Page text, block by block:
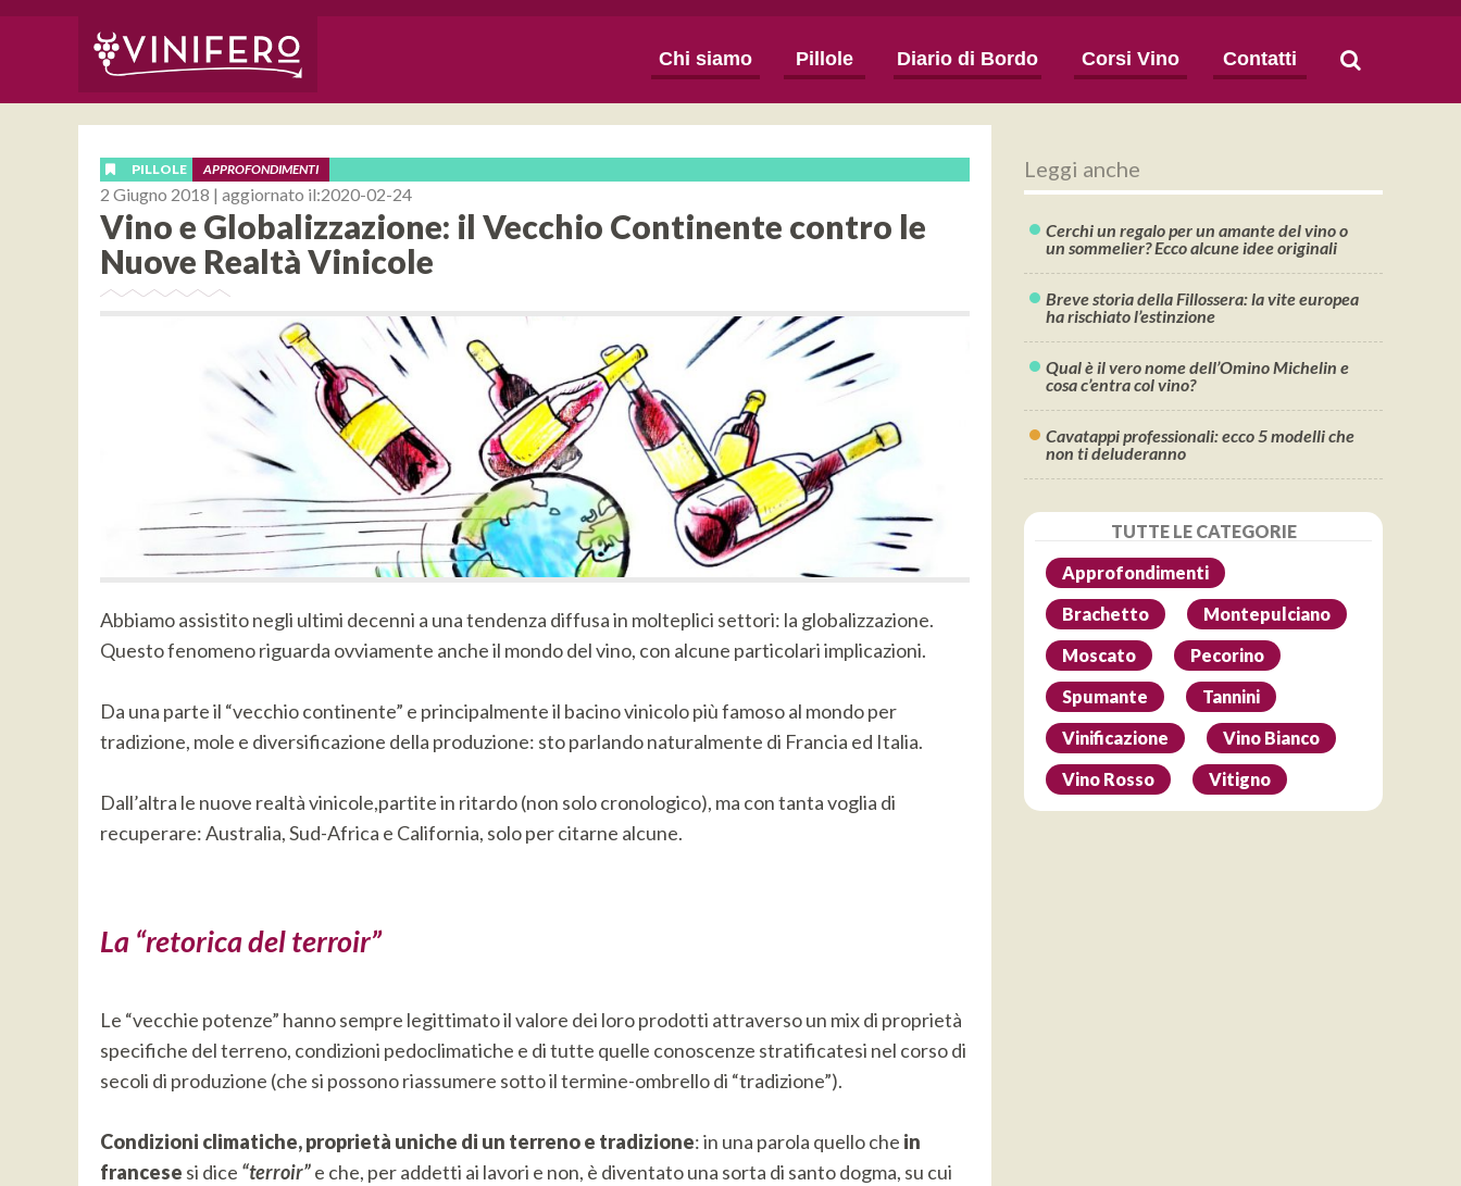
Contatti
Corsi Vino
Diario di Bordo
Pillole
Chi siamo
PILLOLE APPROFONDIMENTI
2 Giugno 2018 | aggiornato il:2020-02-24
Vino e Globalizzazione: il Vecchio Continente contro le
Nuove Realtà Vinicole
Abbiamo assistito negli ultimi decenni a una tendenza diffusa in molteplici settori: la globalizzazione.
Questo fenomeno riguarda ovviamente anche il mondo del vino, con alcune particolari implicazioni.
Da una parte il “vecchio continente” e principalmente il bacino vinicolo più famoso al mondo per
tradizione, mole e diversificazione della produzione: sto parlando naturalmente di Francia ed Italia.
Dall’altra le nuove realtà vinicole,partite in ritardo (non solo cronologico), ma con tanta voglia di
recuperare: Australia, Sud-Africa e California, solo per citarne alcune.
La “retorica del terroir”
Le “vecchie potenze” hanno sempre legittimato il valore dei loro prodotti attraverso un mix di proprietà
specifiche del terreno, condizioni pedoclimatiche e di tutte quelle conoscenze stratificatesi nel corso di
secoli di produzione (che si possono riassumere sotto il termine-ombrello di “tradizione”).
Condizioni climatiche, proprietà uniche di un terreno e tradizione: in una parola quello che in
francese si dice “terroir”e che, per addetti ai lavori e non, è diventato una sorta di santo dogma, su cui
Leggi anche
Cerchi un regalo per un amante del vino o
un sommelier? Ecco alcune idee originali
Breve storia della Fillossera: la vite europea
ha rischiato l’estinzione
Qual è il vero nome dell’Omino Michelin e
cosa c’entra col vino?
Cavatappi professionali: ecco 5 modelli che
non ti deluderanno
TUTTE LE CATEGORIE
Approfondimenti
Brachetto
Montepulciano
Moscato
Pecorino
Spumante
Tannini
Vinificazione
Vino Bianco
Vino Rosso
Vitigno